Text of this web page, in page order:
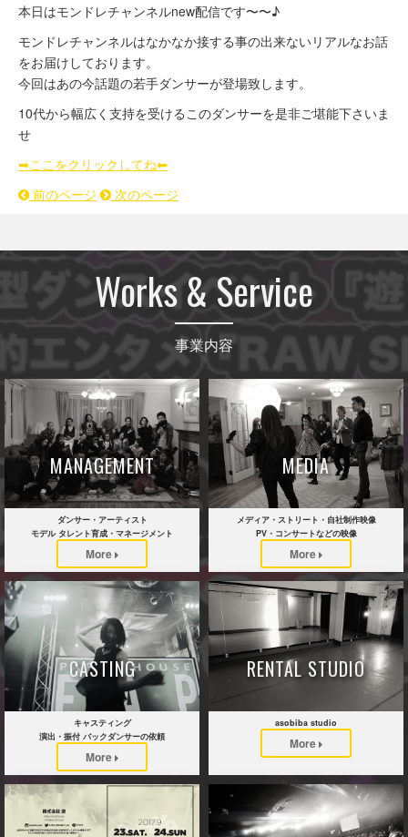
本日はモンドレチャンネルnew配信です〜〜♪
モンドレチャンネルはなかなか接する事の出来ないリアルなお話
をお届けしております。
今回はあの今話題の若手ダンサーが登場致します。
10代から幅広く支持を受けるこのダンサーを是非ご堪能下さいま
せ
➡︎ここをクリックしてね⬅︎
前のページ
次のページ
Works & Service
事業内容
MANAGEMENT
ダンサー・アーティスト
モデル タレント育成・マネージメント
More
MEDIA
メディア・ストリート・自社制作映像
PV・コンサートなどの映像
More
CASTING
キャスティング
演出・振付 バックダンサーの依頼
More
RENTAL STUDIO
asobiba studio
More